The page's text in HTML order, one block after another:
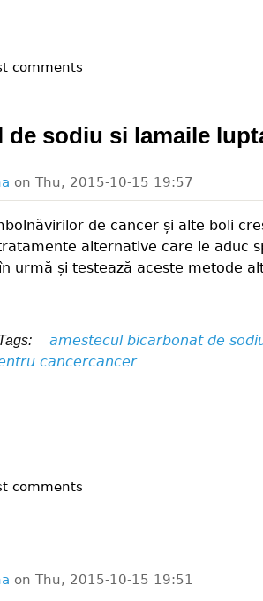
comments
de sodiu si lamaile
on Thu, 2015-10-15 19:57
de cancer și alte boli
alternative care le aduc
urmă și testează aceste metode
amestecul bicarbonat de
cancercancer
sodiu si lamaile lupta impotriva cancerului
comments
on Thu, 2015-10-15 19:51